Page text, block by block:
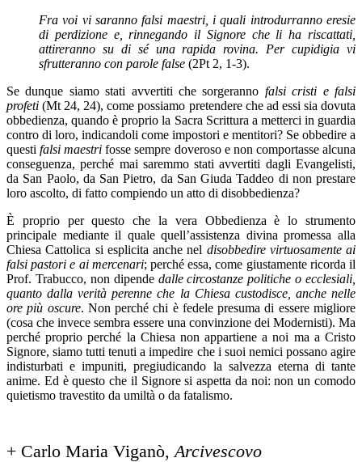
Fra voi vi saranno falsi maestri, i quali introdurranno eresie
di perdizione e, rinnegando il Signore che li ha riscattati,
attireranno su di sé una rapida rovina. Per cupidigia vi
sfrutteranno con parole false (2Pt 2, 1-3).
Se dunque siamo stati avvertiti che sorgeranno falsi cristi e falsi
profeti (Mt 24, 24), come possiamo pretendere che ad essi sia dovuta
obbedienza, quando è proprio la Sacra Scrittura a metterci in guardia
contro di loro, indicandoli come impostori e mentitori? Se obbedire a
questifalsi maestri fosse sempre doveroso e non comportasse alcuna
conseguenza, perché mai saremmo stati avvertiti dagli Evangelisti,
da San Paolo, da San Pietro, da San Giuda Taddeo di non prestare
loro ascolto, di fatto compiendo un atto di disobbedienza?
È proprio per questo che la vera Obbedienza è lo strumento
principale mediante il quale quell’assistenza divina promessa alla
Chiesa Cattolica si esplicita anche nel disobbedire virtuosamente ai
falsi pastori e ai mercenari; perché essa, come giustamente ricorda il
Prof. Trabucco, non dipendedalle circostanze politiche o ecclesiali,
quanto dalla verità perenne che la Chiesa custodisce, anche nelle
ore più oscure. Non perché chi è fedele presuma di essere migliore
(cosa che invece sembra essere una convinzione dei Modernisti). Ma
perché proprio perché la Chiesa non appartiene a noi ma a Cristo
Signore, siamo tutti tenuti a impedire che i suoi nemici possano agire
indisturbati e impuniti, pregiudicando la salvezza eterna di tante
anime. Ed è questo che il Signore si aspetta da noi: non un comodo
quietismo travestito da umiltà o da fatalismo.
+ Carlo Maria Viganò, Arcivescovo